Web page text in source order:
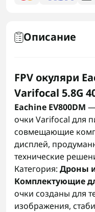
Описание
FPV окуляри
Varifocal 5.8G
Eachine EV800DM —
очки Varifocal для
совмещающие
дисплей,
технические
Категория: Дроны
Комплектующие
очки созданы для
изображения,